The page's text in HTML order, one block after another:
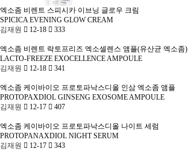
엑소좀 비렌트 스피시카 이브닝 글로우 크림
SPICICA EVENING GLOW CREAM
김재원
12-18 333
엑소좀 비렌트 락토프리즈 엑소셀렌스 앰플(유산균 엑소좀)
LACTO-FREEZE EXOCELLENCE AMPOULE
김재원
12-18 341
엑소좀 케이바이오 프로토파낙스디올 인삼 엑소좀 앰플
PROTOPAXDIOL GINSENG EXOSOME AMPOULE
김재원
12-17 407
엑소좀 케이바이오 프로토파낙스디올 나이트 세럼
PROTOPANAXDIOL NIGHT SERUM
김재원
12-17 343